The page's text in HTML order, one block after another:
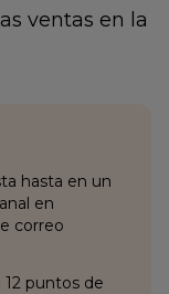
ventas en la
hasta en un
en
correo
puntos de